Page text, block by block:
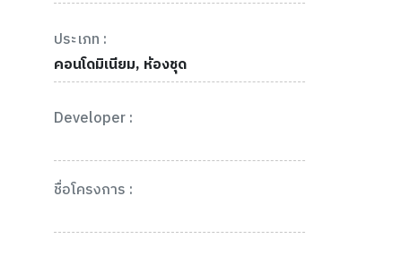
ประเภท :
คอนโดมิเนียม, ห้องชุด
Developer :
ชื่อโครงการ :